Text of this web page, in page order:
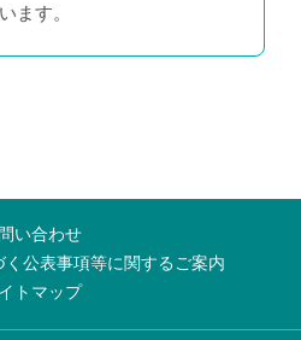
ます。
い合わせ
公表事項等に関するご案内
トマップ